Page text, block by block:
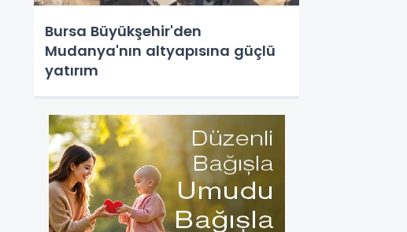
Bursa Büyükşehir'den
Mudanya'nın altyapısına güçlü
yatırım